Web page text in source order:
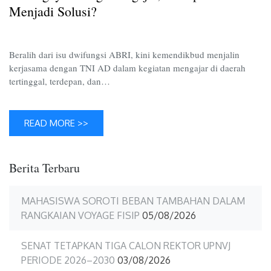
Menjadi Solusi?
Beralih dari isu dwifungsi ABRI, kini kemendikbud menjalin
kerjasama dengan TNI AD dalam kegiatan mengajar di daerah
tertinggal, terdepan, dan…
READ MORE >>
Berita Terbaru
MAHASISWA SOROTI BEBAN TAMBAHAN DALAM
RANGKAIAN VOYAGE FISIP 05/08/2026
SENAT TETAPKAN TIGA CALON REKTOR UPNVJ
PERIODE 2026–2030 03/08/2026